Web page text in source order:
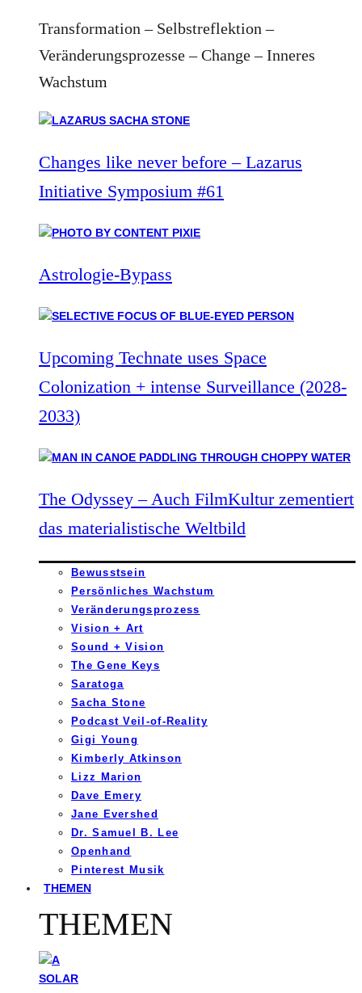
Transformation – Selbstreflektion –
Veränderungsprozesse – Change – Inneres
Wachstum
Changes like never before – Lazarus
Initiative Symposium #61
Astrologie-Bypass
Upcoming Technate uses Space
Colonization + intense Surveillance (2028-
2033)
The Odyssey – Auch FilmKultur zementiert
das materialistische Weltbild
Bewusstsein
Persönliches Wachstum
Veränderungsprozess
Vision + Art
Sound + Vision
The Gene Keys
Saratoga
Sacha Stone
Podcast Veil-of-Reality
Gigi Young
Kimberly Atkinson
Lizz Marion
Dave Emery
Jane Evershed
Dr. Samuel B. Lee
Openhand
Pinterest Musik
THEMEN
THEMEN